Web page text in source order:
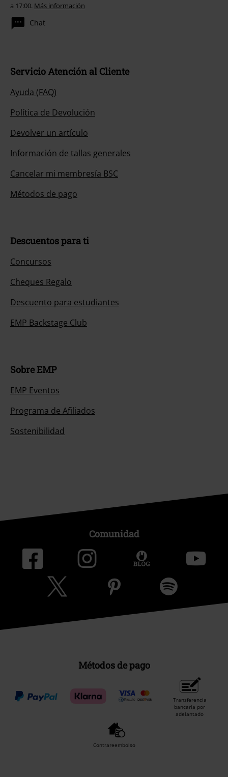
a 17:00. Más información
Chat
Servicio Atención al Cliente
Ayuda (FAQ)
Política de Devolución
Devolver un artículo
Información de tallas generales
Cancelar mi membresía BSC
Métodos de pago
Descuentos para ti
Concursos
Cheques Regalo
Descuento para estudiantes
EMP Backstage Club
Sobre EMP
EMP Eventos
Programa de Afiliados
Sostenibilidad
Comunidad
Métodos de pago
Transferencia
bancaria por
adelantado
Contrareembolso